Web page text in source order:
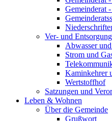
Gemeinderat
Ver- und Entsorgung
Abwasser
Strom und
Kaminkehrer
Wertstoffhof
Satzungen und
Leben & Wohnen
Über die Gemeinde
Grußwort